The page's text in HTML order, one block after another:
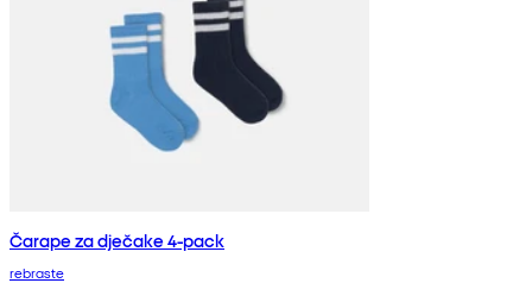
Čarape za dječake 4-pack
rebraste